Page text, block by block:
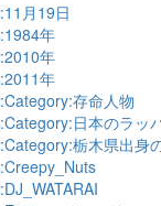
:11月19日
:1984年
:2010年
:2011年
:Category:存命人物
:Category:日本のラッ
:Category:栃木県出身
:Creepy_Nuts
:DJ_WATARAI